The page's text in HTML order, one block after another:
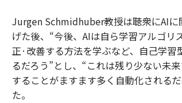
Jurgen Schmidhuber教授は聴衆にAIに
げた後、“今後、AIは自ら学習アルゴリ
正·改善する方法を学ぶなど、自己学習
るだろう”とし、“これは残り少ない未
することがますます多く自動化される
た。